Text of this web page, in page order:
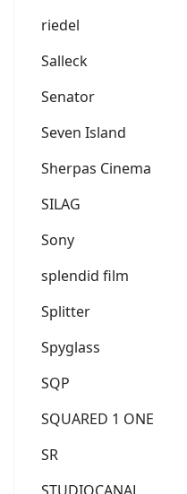
riedel
Salleck
Senator
Seven Island
Sherpas Cinema
SILAG
Sony
splendid film
Splitter
Spyglass
SQP
SQUARED 1 ONE
SR